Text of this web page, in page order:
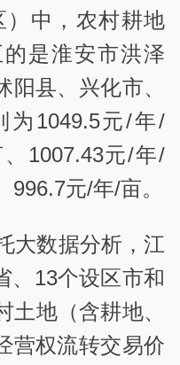
中，农村耕地
是淮安市洪泽
阳县、兴化市、
为1049.5元/年/
1007.43元/年/
元/年/亩。
大数据分析，江
、13个设区市和
土地（含耕地、
营权流转交易价